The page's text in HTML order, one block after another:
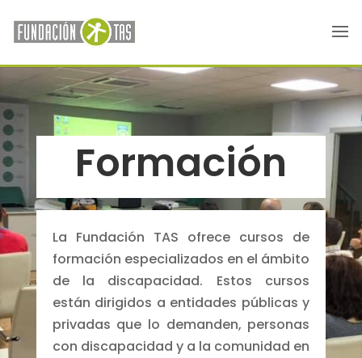
Formación
La Fundación TAS ofrece cursos de
formación especializados en el ámbito
de la discapacidad. Estos cursos
están dirigidos a entidades públicas y
privadas que lo demanden, personas
con discapacidad y a la comunidad en